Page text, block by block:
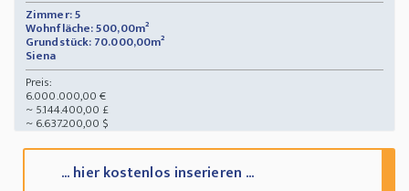
Zimmer: 5
Wohnfläche: 500,00m²
Grundstück: 70.000,00m²
Siena
Preis:
6.000.000,00 €
~ 5.144.400,00 £
~ 6.637.200,00 $
... hier kostenlos inserieren ...